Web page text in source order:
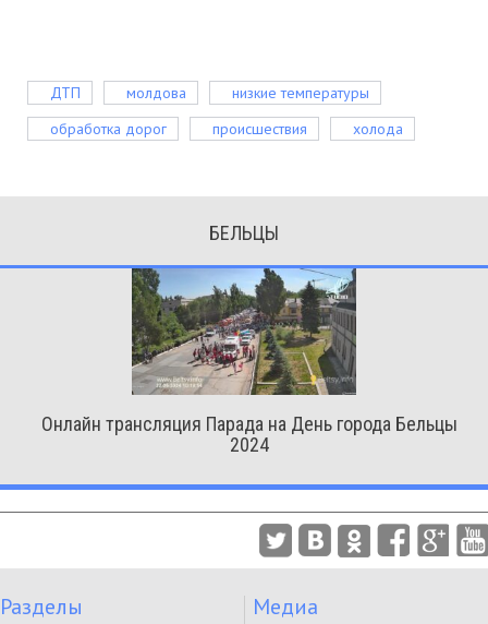
ДТП молдова
низкие температуры
обработка дорог
происшествия холода
БЕЛЬЦЫ
Онлайн трансляция Парада на День города Бельцы
2024
Разделы Медиа